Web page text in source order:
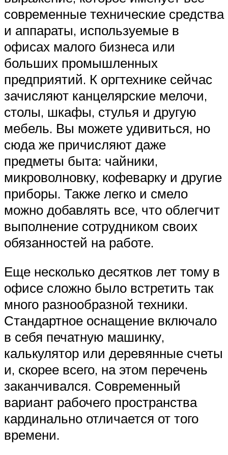
современные технические средства
и аппараты, используемые в
офисах малого бизнеса или
больших промышленных
предприятий. К оргтехнике сейчас
зачисляют канцелярские мелочи,
столы, шкафы, стулья и другую
мебель. Вы можете удивиться, но
сюда же причисляют даже
предметы быта: чайники,
микроволновку, кофеварку и другие
приборы. Также легко и смело
можно добавлять все, что облегчит
выполнение сотрудником своих
обязанностей на работе.
Еще несколько десятков лет тому в
офисе сложно было встретить так
много разнообразной техники.
Стандартное оснащение включало
в себя печатную машинку,
калькулятор или деревянные счеты
и, скорее всего, на этом перечень
заканчивался. Современный
вариант рабочего пространства
кардинально отличается от того
времени.